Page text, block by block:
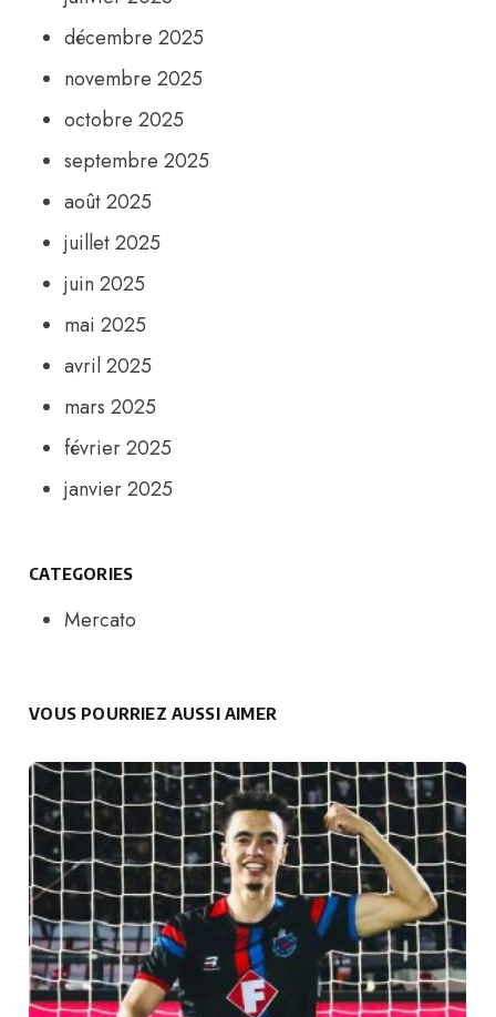
décembre 2025
novembre 2025
octobre 2025
septembre 2025
août 2025
juillet 2025
juin 2025
mai 2025
avril 2025
mars 2025
février 2025
janvier 2025
CATEGORIES
Mercato
VOUS POURRIEZ AUSSI AIMER